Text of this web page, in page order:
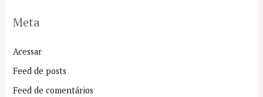
Meta
Acessar
Feed de posts
Feed de comentários